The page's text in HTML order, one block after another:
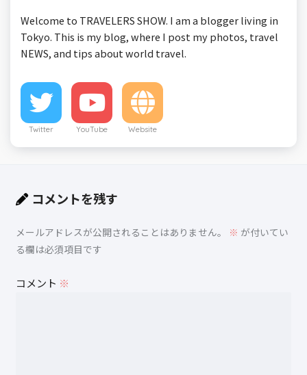
Welcome to TRAVELERS SHOW. I am a blogger living in
Tokyo. This is my blog, where I post my photos, travel
NEWS, and tips about world travel.
Twitter YouTube Website
コメントを残す
メールアドレスが公開されることはありません。 ※ が付いてい
る欄は必須項目です
コメント ※